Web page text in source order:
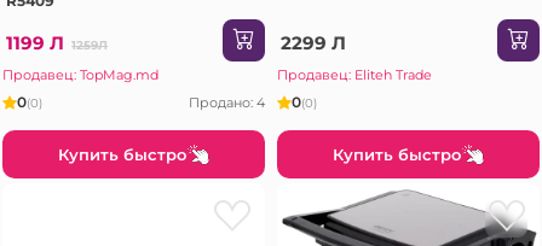
1199 Л 1259Л
Продавец: TopMag.md
0(0) Продано: 4
Купить быстро
2299 Л
Продавец: Eliteh Trade
0(0)
Купить быстро